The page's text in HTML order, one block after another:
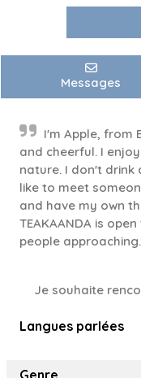
Messages
I'm Apple, from
and cheerful. I
nature. I don't drink
like to meet
and have my own
TEAKAANDA is
people
Je souhaite
Langues parlées
Genre